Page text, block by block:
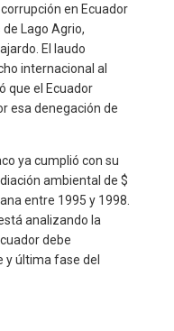
en Ecuador
Lago Agrio,
El laudo
internacional al
que el Ecuador
esa denegación de
ya cumplió con su
ambiental de $
entre 1995 y 1998.
analizando la
debe
y última fase del